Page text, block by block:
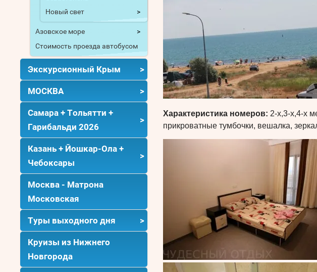
Новый свет
Азовское море
Стоимость проезда автобусом
Экскурсионный Крым
МОСКВА
Самара + Тольятти +
Гарибальди 2026
Казань + Йошкар-Ола +
Чебоксары
Москва - Матрона
Московская
Туры выходного дня
Круизы из Нижнего
Новгорода
Характеристика номеров: 2-х,3-х,4-х
прикроватные тумбочки, вешалка,